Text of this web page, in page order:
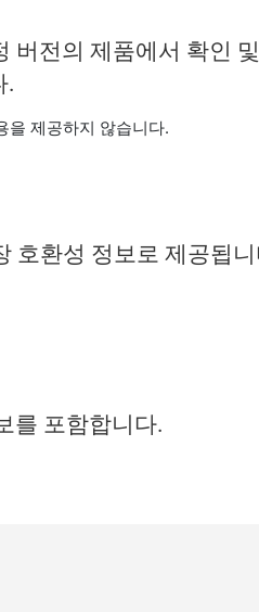
버전의 제품에서 확인
.
을 제공하지 않습니다.
호환성 정보로 제공됩
를 포함합니다.